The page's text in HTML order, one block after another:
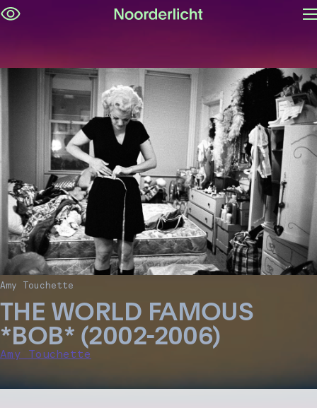
THE WORLD FAMOUS
*BOB* (2002-2006)
Amy Touchette
Amy Touchette